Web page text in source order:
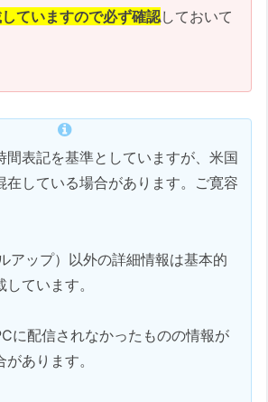
ハイライト
る既知の問題
Windows 11 Version 23H2
2025-07 Cumulative Update
Systems (KB5062663)
リリース日:
Windows セキュア ブート
証明書の有効期限
ていますので必ず確認しておいて
間表記を基準としていますが、米国
在している場合があります。ご寛容
アップ）以外の詳細情報は基本的
ています。
に配信されなかったものの情報が
あります。